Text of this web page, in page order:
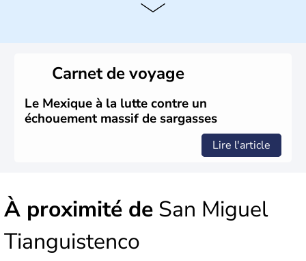
Bordé au Sud par le Guatemala et le Belize, le Mexique
Carnet de voyage
Le Mexique à la lutte contre un
échouement massif de sargasses
Lire l'article
À proximité de San Miguel
Tianguistenco